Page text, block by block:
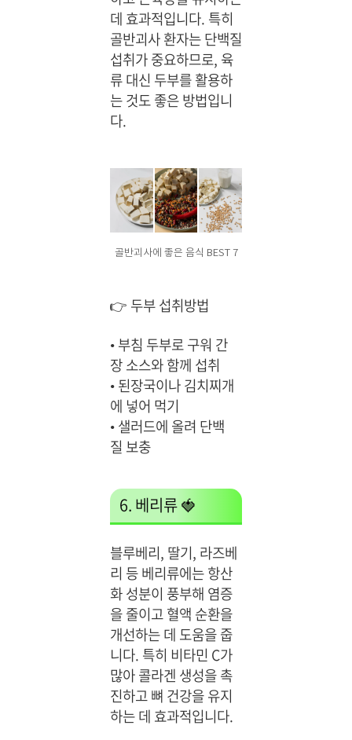
데 효과적입니다. 특히
골반괴사 환자는 단백질
섭취가 중요하므로, 육
류 대신 두부를 활용하
는 것도 좋은 방법입니
다.
골반괴사에 좋은 음식 BEST 7
👉 두부 섭취방법
•부침 두부로 구워 간
장 소스와 함께 섭취
•된장국이나 김치찌개
에 넣어 먹기
•샐러드에 올려 단백
질 보충
6. 베리류 🍓
블루베리, 딸기, 라즈베
리 등 베리류에는 항산
화 성분이 풍부해 염증
을 줄이고 혈액 순환을
개선하는 데 도움을 줍
니다. 특히 비타민 C가
많아 콜라겐 생성을 촉
진하고 뼈 건강을 유지
하는 데 효과적입니다.